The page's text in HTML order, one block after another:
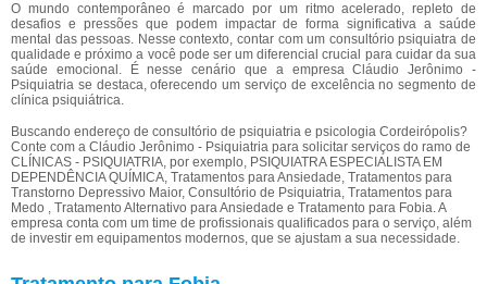
O mundo contemporâneo é marcado por um ritmo acelerado, repleto de
desafios e pressões que podem impactar de forma significativa a saúde
mental das pessoas. Nesse contexto, contar com um consultório psiquiatra de
qualidade e próximo a você pode ser um diferencial crucial para cuidar da sua
saúde emocional. É nesse cenário que a empresa Cláudio Jerônimo -
Psiquiatria se destaca, oferecendo um serviço de excelência no segmento de
clínica psiquiátrica.
Buscando endereço de consultório de psiquiatria e psicologia Cordeirópolis?
Conte com a Cláudio Jerônimo - Psiquiatria para solicitar serviços do ramo de
CLÍNICAS - PSIQUIATRIA, por exemplo, PSIQUIATRA ESPECIALISTA EM
DEPENDÊNCIA QUÍMICA, Tratamentos para Ansiedade, Tratamentos para
Transtorno Depressivo Maior, Consultório de Psiquiatria, Tratamentos para
Medo , Tratamento Alternativo para Ansiedade e Tratamento para Fobia. A
empresa conta com um time de profissionais qualificados para o serviço, além
de investir em equipamentos modernos, que se ajustam a sua necessidade.